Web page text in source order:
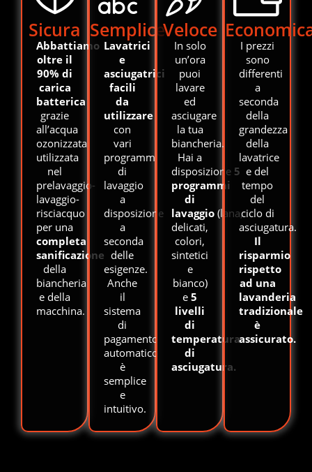
Sicura
Abbattiamo
oltre il
90% di
carica
batterica
grazie
all’acqua
ozonizzata
utilizzata
nel
prelavaggio-
lavaggio-
risciacquo
per una
completa
sanificazione
della
biancheria
e della
macchina.
Semplice
Lavatrici
e
asciugatrici
facili
da
utilizzare
con
vari
programmi
di
lavaggio
a
disposizione
a
seconda
delle
esigenze.
Anche
il
sistema
di
pagamento
automatico
è
semplice
e
intuitivo.
Veloce
In solo
un’ora
puoi
lavare
ed
asciugare
la tua
biancheria.
Hai a
disposizione 5
programmi
di
lavaggio (lana,
delicati,
colori,
sintetici
e
bianco)
e 5
livelli
di
temperatura
di
asciugatura.
I prezzi
sono
differenti
a
seconda
della
grandezza
della
lavatrice
e del
tempo
del
ciclo di
asciugatura.
Il
risparmio
rispetto
ad una
lavanderia
tradizionale
è
assicurato.